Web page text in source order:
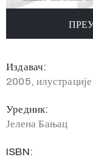
Издавач:
2005,
Уредник:
Јелена Бањац
ISBN: